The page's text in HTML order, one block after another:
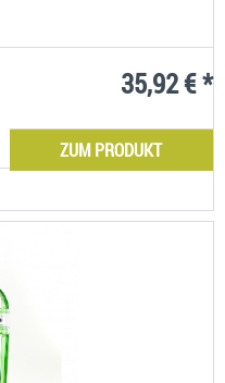
35,92 € *
ZUM PRODUKT